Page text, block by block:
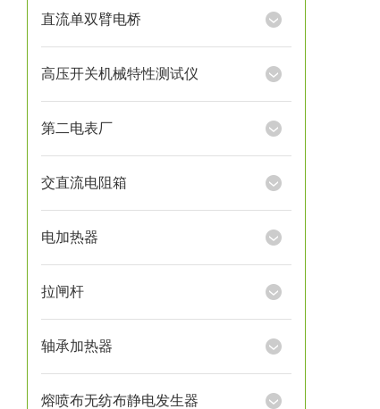
直流单双臂电桥
高压开关机械特性测试仪
第二电表厂
交直流电阻箱
电加热器
拉闸杆
轴承加热器
熔喷布无纺布静电发生器